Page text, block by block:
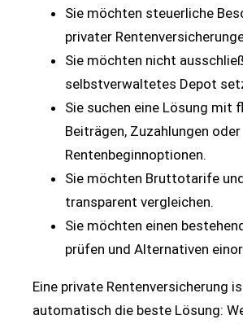
Sie möchten steuerliche
privater
Sie möchten nicht
selbstverwaltetes Depot
Sie suchen eine Lösung mit
Beiträgen, Zuzahlungen oder
Rentenbeginnoptionen.
Sie möchten Bruttotarife
transparent vergleichen.
Sie möchten einen
prüfen und Alternativen
Eine private Rentenversicherung
automatisch die beste Lösung: